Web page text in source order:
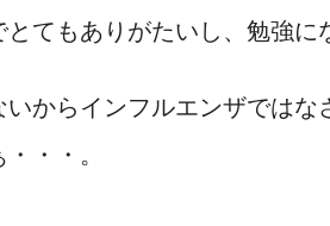
とてもありがたいし、勉強に
いからインフルエンザでは
・・。